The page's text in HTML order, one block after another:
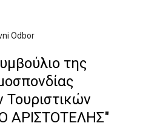
Odbor
της
Τουριστικών
ΑΡΙΣΤΟΤΕΛΗΣ"